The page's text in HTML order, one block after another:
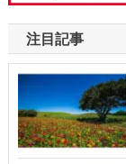
注目記事